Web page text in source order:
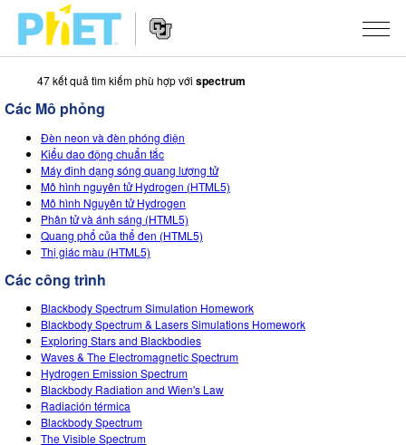
Tìm
trên
Website
PhET
Navigation
CÁC MÔ PHỎNG
Tất cả các Sim
Vật lý
Toán và Thống kê
Hoá học
Trái đất và Không gian
Sinh học
Các Mô phỏng đã dịch
Customizable Sims
STUDIO
About Studio
Customizable Sims
Start a Free Trial
Purchase a License
DẠY HỌC
Hoạt động
Chia sẻ các hoạt động của bạn
Activity Contribution Guidelines
Virtual Workshops
Professional Learning with PhET
Teaching with PhET
NGHIÊN CỨU
SÁNG KIẾN
Inclusive Design
PhET Global
Data Fluency
DEIB in STEM Ed
SIGN IN / REGISTER
SIGN IN / REGISTER
47 kết quả tìm kiếm phù hợp với spectrum
Các Mô phỏng
Đèn neon và đèn phóng điện
Kiểu dao động chuẩn tắc
Máy định dạng sóng quang lượng tử
Mô hình nguyên tử Hydrogen (HTML5)
Mô hình Nguyên tử Hydrogen
Phân tử và ánh sáng (HTML5)
Quang phổ của thể đen (HTML5)
Thị giác màu (HTML5)
Các công trình
Blackbody Spectrum Simulation Homework
Blackbody Spectrum & Lasers Simulations Homework
Exploring Stars and Blackbodies
Waves & The Electromagnetic Spectrum
Hydrogen Emission Spectrum
Blackbody Radiation and Wien's Law
Radiación térmica
Blackbody Spectrum
The Visible Spectrum